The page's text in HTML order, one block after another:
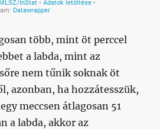
több, mint öt perccel
a labda, mint az
nem tűnik soknak öt
azonban, ha hozzátesszük,
meccsen átlagosan 51
a labda, akkor az